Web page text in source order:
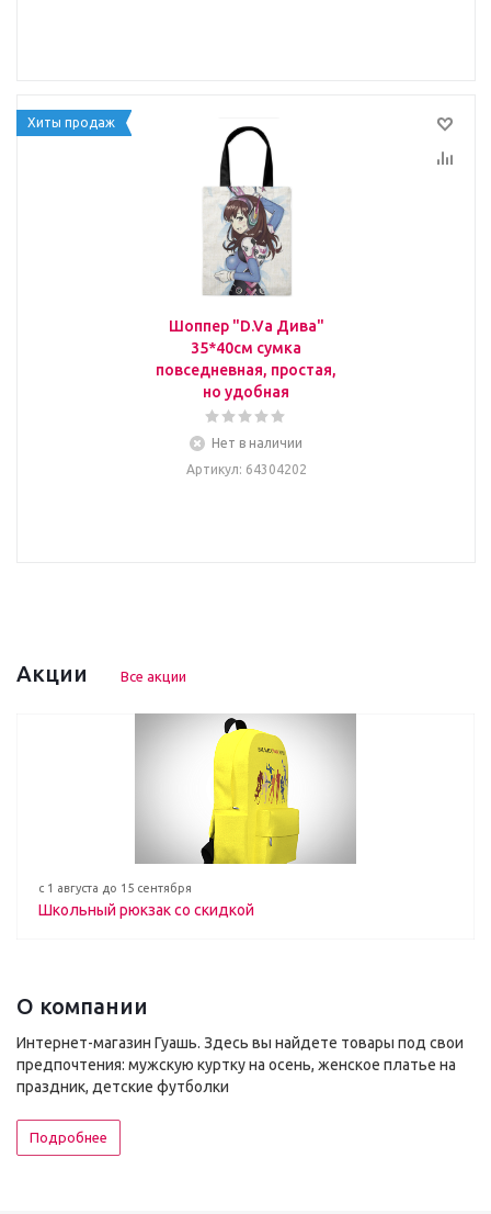
Хиты продаж
Шоппер "D.Va Дива"
35*40см сумка
повседневная, простая,
но удобная
Нет в наличии
Артикул: 64304202
Акции Все акции
с 1 августа до 15 сентября
Школьный рюкзак со скидкой
О компании
Интернет-магазин Гуашь. Здесь вы найдете товары под свои
предпочтения: мужскую куртку на осень, женское платье на
праздник, детские футболки
Подробнее